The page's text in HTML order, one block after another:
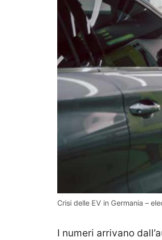
Crisi delle EV in Germania –
I numeri arrivano